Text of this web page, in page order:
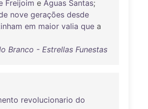
Freijoim e Aguas Santas;
nove gerações desde
em maior valia que a
Branco - Estrellas Funestas
revolucionario do